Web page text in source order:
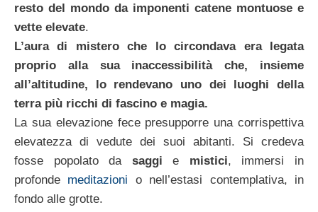
resto del mondo da imponenti catene montuose e
vette elevate.
L’aura di mistero che lo circondava era legata
proprio alla sua inaccessibilità che, insieme
all’altitudine, lo rendevano uno dei luoghi della
terra più ricchi di fascino e magia.
La sua elevazione fece presupporre una corrispettiva
elevatezza di vedute dei suoi abitanti. Si credeva
fosse popolato da saggi e mistici, immersi in
profonde meditazioni o nell’estasi contemplativa, in
fondo alle grotte.